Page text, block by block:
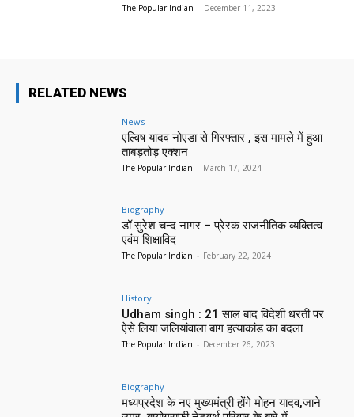
The Popular Indian - December 11, 2023
RELATED NEWS
News
एल्विष यादव नोएडा से गिरफ्तार , इस मामले में हुआ
ताबड़तोड़ एक्शन
The Popular Indian - March 17, 2024
Biography
डॉ सुरेश चन्द नागर – प्रेरक राजनीतिक व्यक्तित्व
एवंम शिक्षाविद
The Popular Indian - February 22, 2024
History
Udham singh : 21 साल बाद विदेशी धरती पर
ऐसे लिया जलियांवाला बाग हत्याकांड का बदला
The Popular Indian - December 26, 2023
Biography
मध्यप्रदेश के नए मुख्यमंत्री होंगे मोहन यादव,जाने